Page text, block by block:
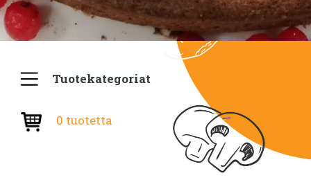
Tuotekategoriat
0 tuotetta